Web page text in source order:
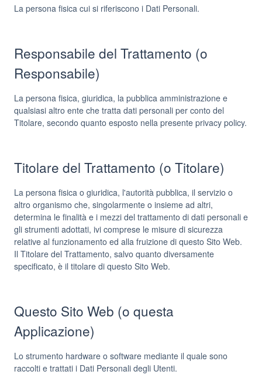
La persona fisica cui si riferiscono i Dati Personali.
Responsabile del Trattamento (o
Responsabile)
La persona fisica, giuridica, la pubblica amministrazione e
qualsiasi altro ente che tratta dati personali per conto del
Titolare, secondo quanto esposto nella presente privacy policy.
Titolare del Trattamento (o Titolare)
La persona fisica o giuridica, l'autorità pubblica, il servizio o
altro organismo che, singolarmente o insieme ad altri,
determina le finalità e i mezzi del trattamento di dati personali e
gli strumenti adottati, ivi comprese le misure di sicurezza
relative al funzionamento ed alla fruizione di questo Sito Web.
Il Titolare del Trattamento, salvo quanto diversamente
specificato, è il titolare di questo Sito Web.
Questo Sito Web (o questa
Applicazione)
Lo strumento hardware o software mediante il quale sono
raccolti e trattati i Dati Personali degli Utenti.